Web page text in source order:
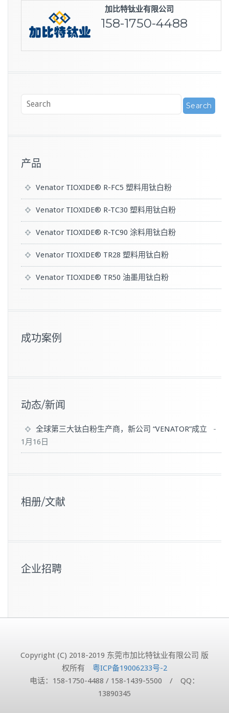
加比特钛业有限公司
158-1750-4488
产品
Venator TIOXIDE® R-FC5 塑料用钛白粉
Venator TIOXIDE® R-TC30 塑料用钛白粉
Venator TIOXIDE® R-TC90 涂料用钛白粉
Venator TIOXIDE® TR28 塑料用钛白粉
Venator TIOXIDE® TR50 油墨用钛白粉
成功案例
动态/新闻
全球第三大钛白粉生产商，新公司 “VENATOR”成立
-
1月16日
相册/文献
企业招聘
Copyright (C) 2018-2019 东莞市加比特钛业有限公司 版
权所有 粤ICP备19006233号-2
电话：158-1750-4488 / 158-1439-5500 / QQ：
13890345